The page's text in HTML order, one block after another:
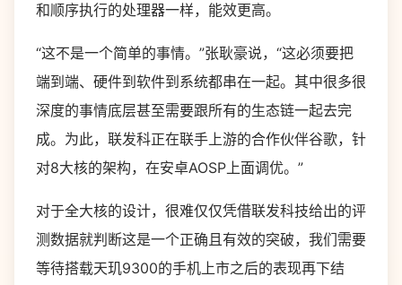
和顺序执行的处理器一样，能效更高。
“这不是一个简单的事情。”张耿豪说，“这必须要把
端到端、硬件到软件到系统都串在一起。其中很多很
深度的事情底层甚至需要跟所有的生态链一起去完
成。为此，联发科正在联手上游的合作伙伴谷歌，针
对8大核的架构，在安卓AOSP上面调优。”
对于全大核的设计，很难仅仅凭借联发科技给出的评
测数据就判断这是一个正确且有效的突破，我们需要
等待搭载天玑9300的手机上市之后的表现再下结